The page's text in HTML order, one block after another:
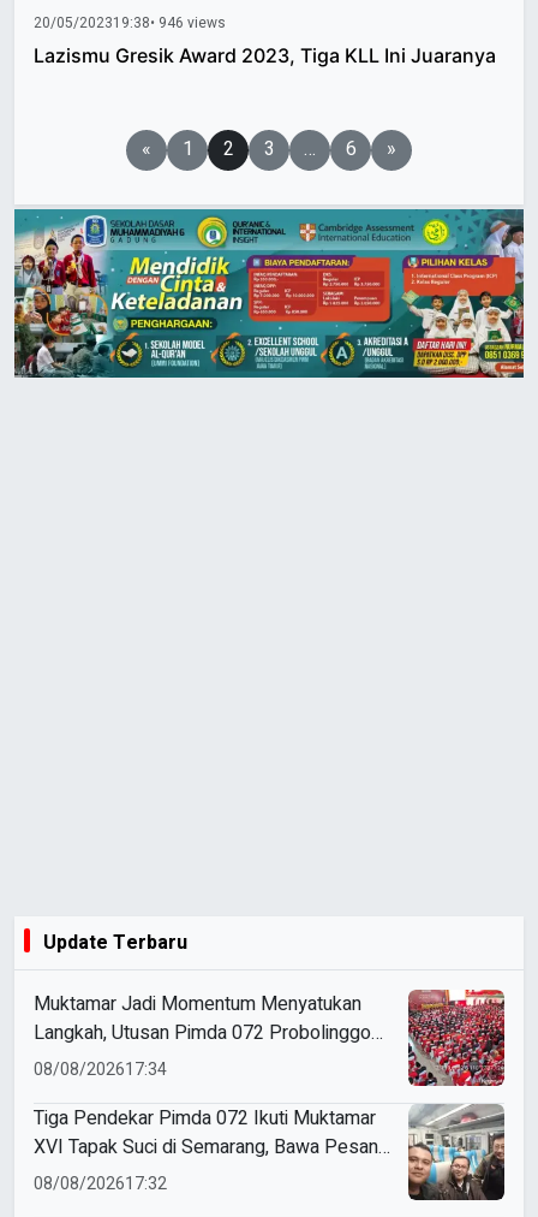
20/05/202319:38• 946 views
Lazismu Gresik Award 2023, Tiga KLL Ini Juaranya
Paginasi« 1 2 3 … 6 »
Update Terbaru
Muktamar Jadi Momentum Menyatukan
Langkah, Utusan Pimda 072 Probolinggo
Bawa Harapan untuk Tapak Suci
08/08/202617:34
Tiga Pendekar Pimda 072 Ikuti Muktamar
XVI Tapak Suci di Semarang, Bawa Pesan
Penguatan Kaderisasi
08/08/202617:32